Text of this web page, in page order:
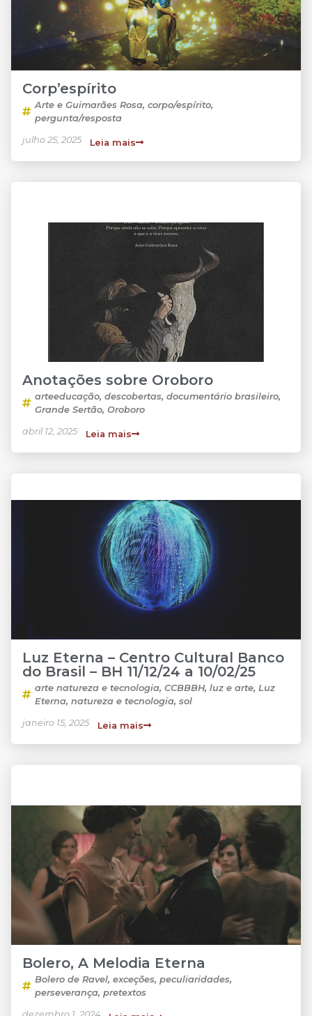
Corp’espírito
Arte e Guimarães Rosa, corpo/espírito,
pergunta/resposta
julho 25, 2025 Leia mais
Anotações sobre Oroboro
arteeducação, descobertas, documentário brasileiro,
Grande Sertão, Oroboro
abril 12, 2025 Leia mais
Luz Eterna – Centro Cultural Banco
do Brasil – BH 11/12/24 a 10/02/25
arte natureza e tecnologia, CCBBBH, luz e arte, Luz
Eterna, natureza e tecnologia, sol
janeiro 15, 2025 Leia mais
Bolero, A Melodia Eterna
Bolero de Ravel, exceções, peculiaridades,
perseverança, pretextos